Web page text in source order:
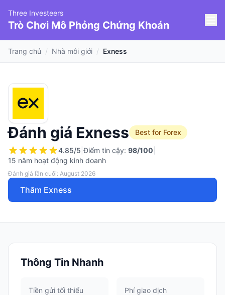
Three Investeers
Trò Chơi Mô Phỏng Chứng Khoán
Trang chủ / Nhà môi giới / Exness
Đánh giá Exness Best for Forex
4.85/5 |Điểm tin cậy: 98/100
15 năm hoạt động kinh doanh
Đánh giá lần cuối: August 2026
Thăm Exness
Thông Tin Nhanh
Tiền gửi tối thiểu Phí giao dịch